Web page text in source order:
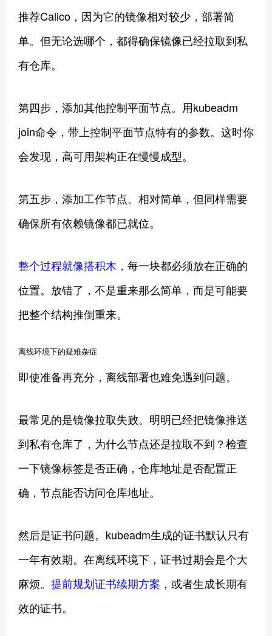
推荐Calico，因为它的镜像相对较少，部署简
单。但无论选哪个，都得确保镜像已经拉取到私
有仓库。
第四步，添加其他控制平面节点。用kubeadm
join命令，带上控制平面节点特有的参数。这时你
会发现，高可用架构正在慢慢成型。
第五步，添加工作节点。相对简单，但同样需要
确保所有依赖镜像都已就位。
整个过程就像搭积木 ，每一块都必须放在正确的
位置。放错了，不是重来那么简单，而是可能要
把整个结构推倒重来。
离线环境下的疑难杂症
即使准备再充分，离线部署也难免遇到问题。
最常见的是镜像拉取失败。明明已经把镜像推送
到私有仓库了，为什么节点还是拉取不到？检查
一下镜像标签是否正确，仓库地址是否配置正
确，节点能否访问仓库地址。
然后是证书问题。kubeadm生成的证书默认只有
一年有效期。在离线环境下，证书过期会是个大
麻烦。 提前规划证书续期方案 ，或者生成长期有
效的证书。